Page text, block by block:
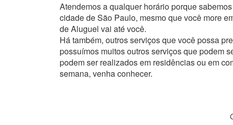
Atendemos a qualquer horário porque
cidade de São Paulo, mesmo que você more
de Aluguel vai até você.
Há também, outros serviços que você possa
possuímos muitos outros serviços que podem
podem ser realizados em residências ou em
semana, venha conhecer.